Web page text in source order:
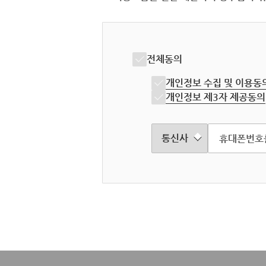
전체동의
개인정보 수집 및 이용동
개인정보 제3자 제공동의